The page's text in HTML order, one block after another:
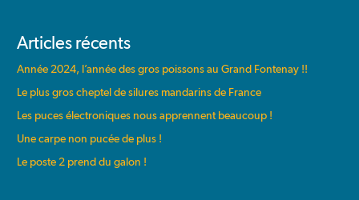
Articles récents
Année 2024, l’année des gros poissons au Grand Fontenay !!
Le plus gros cheptel de silures mandarins de France
Les puces électroniques nous apprennent beaucoup !
Une carpe non pucée de plus !
Le poste 2 prend du galon !